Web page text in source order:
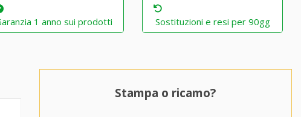
1 anno sui prodotti
Sostituzioni e resi per 90gg
Stampa o ricamo?